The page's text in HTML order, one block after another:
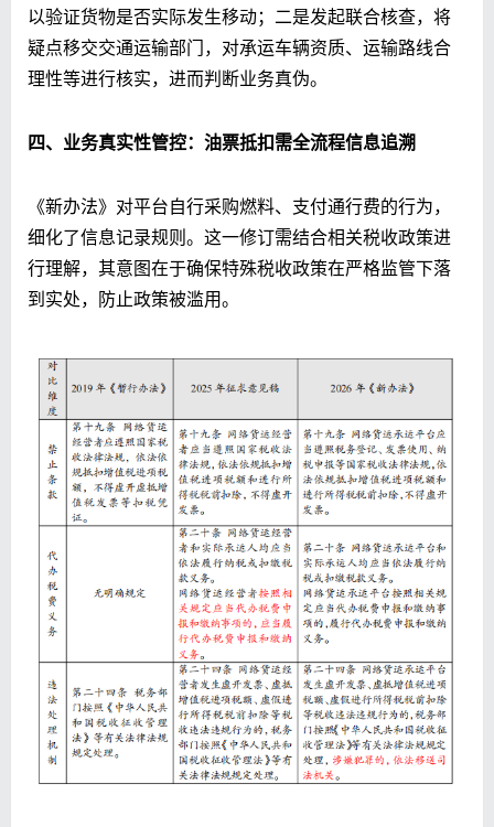
以验证货物是否实际发生移动；二是发起联合核查，将
疑点移交交通运输部门，对承运车辆资质、运输路线合
理性等进行核实，进而判断业务真伪。
四、 业务真实性管控：油票抵扣需全流程信息追溯
《新办法》对平台自行采购燃料、支付通行费的行为，
细化了信息记录规则。这一修订需结合相关税收政策进
行理解，其意图在于确保特殊税收政策在严格监管下落
到实处，防止政策被滥用。